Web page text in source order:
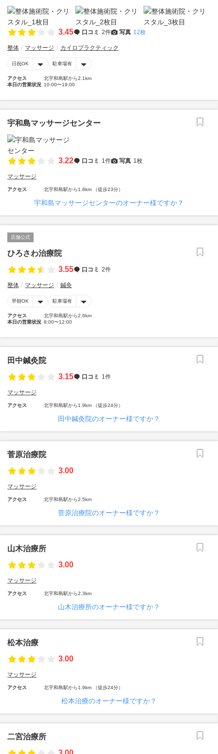
3.45 口コミ 2件 写真 12枚
整体 マッサージ カイロプラクティック
日祝OK 駐車場有
アクセス
北宇和島駅から2.1km
本日の営業状況 10:00〜19:00
宇和島マッサージセンター
3.22 口コミ 1件 写真 1枚
マッサージ
アクセス 北宇和島駅から1.8km （徒歩23分）
宇和島マッサージセンターのオーナー様ですか？
店舗公式
ひろさわ治療院
3.55
口コミ 2件
整体 マッサージ 鍼灸
早朝OK 駐車場有
アクセス
北宇和島駅から2.6km
本日の営業状況 8:00〜12:00
田中鍼灸院
3.15
口コミ 1件
マッサージ
アクセス 北宇和島駅から1.9km （徒歩24分）
田中鍼灸院のオーナー様ですか？
菅原治療院
3.00
マッサージ
アクセス 北宇和島駅から2.5km
菅原治療院のオーナー様ですか？
山木治療所
3.00
マッサージ
アクセス 北宇和島駅から2.3km
山木治療所のオーナー様ですか？
松本治療
3.00
マッサージ
アクセス 北宇和島駅から1.9km （徒歩24分）
松本治療のオーナー様ですか？
二宮治療所